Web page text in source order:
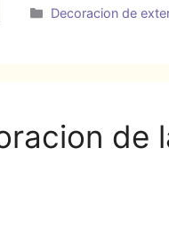
Categorías
Decoracion de
de